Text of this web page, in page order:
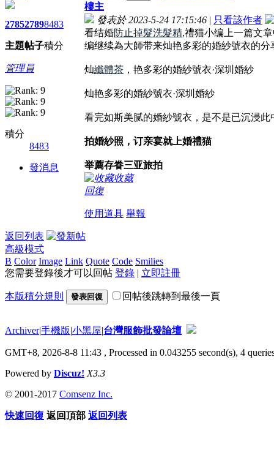
2785
主題
2789
帖子
8483
積分
管理員
積分
8483
發消息
樓主
發表於 2023-5-24 17:15:46 | 只看該作者
看结婚防止掉髮洗髮精,禮猫小编上一篇文
编继续為大師带来灿艳多彩的婚紗號衣的分
灿纖體茶 ，艳多彩的婚紗號衣·深圳婚紗
灿艳多彩的婚紗號衣·深圳婚紗
看完如斯美腻的婚紗號衣，是不是已沉浸
拍婚紗照，订亲宴就上婚禮猫
举薦存眷三亚旅拍
收藏
回復
使用道具 舉報
返回列表
高級模式
B Color Image Link Quote Code Smilies
您需要登錄後才可以回帖 登錄 | 立即註冊
本版積分規則 發表回復 回帖後跳轉到最後一頁
Archiver|手機版|小黑屋|台灣服飾批發論壇
GMT+8, 2026-8-8 11:43 , Processed in 0.043255 second(s), 4
Powered by Discuz! X3.3
© 2001-2017 Comsenz Inc.
快速回復 返回頂部 返回列表